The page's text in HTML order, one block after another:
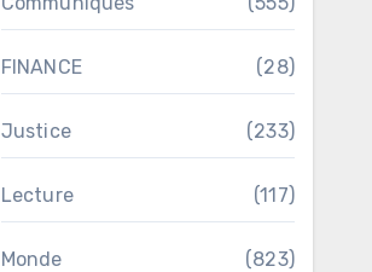
FINANCE (28)
Justice (233)
Lecture (117)
Monde (823)